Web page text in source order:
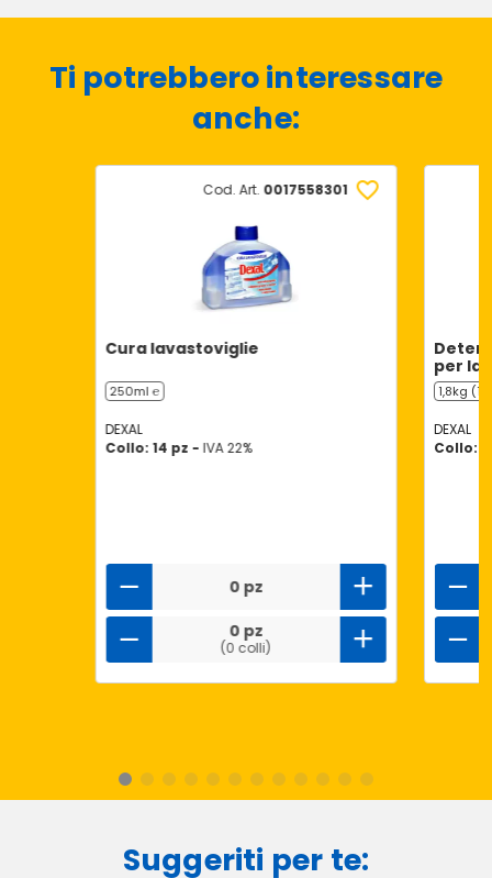
Ti potrebbero interessare
anche:
Cod. Art. 0017558301
Cura lavastoviglie
250ml ℮
DEXAL
Collo: 14 pz - IVA 22%
0 pz
0 pz
(0 colli)
per
1,8kg
DEXAL
Collo:
Suggeriti per te: